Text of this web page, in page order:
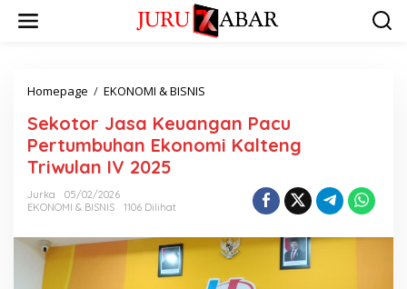
Homepage / EKONOMI & BISNIS
Sekotor Jasa Keuangan Pacu
Pertumbuhan Ekonomi Kalteng
Triwulan IV 2025
Jurka
05/02/2026
EKONOMI & BISNIS
1106 Dilihat